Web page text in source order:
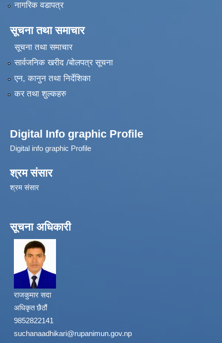
नागरिक वडापत्र
सूचना तथा समाचार
सूचना तथा समाचार
सार्वजनिक खरीद /बोलपत्र सूचना
एन, कानुन तथा निर्देशिका
कर तथा शुल्कहरु
Digital Info graphic Profile
Digital info graphic Profile
श्रम संसार
श्रम संसार
सूचना अधिकारी
राजकुमार सदा
अधिकृत छैठौं
9852822141
suchanaadhikari@rupanimun.gov.np